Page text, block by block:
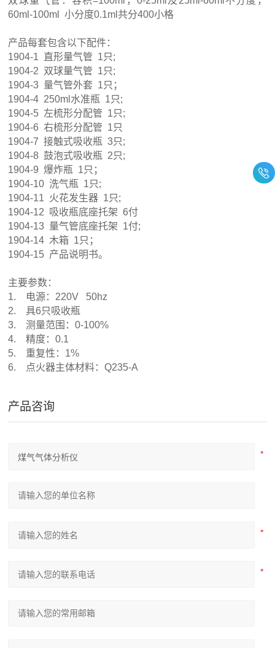
60ml-100ml
小分度0.1ml共分400小格
产品每套包含以下配件：
1904-1 直形量气管 1只;
1904-2 双球量气管 1只;
1904-3 量气管外套 1只；
1904-4 250ml水准瓶 1只;
1904-5 左梳形分配管 1只;
1904-6 右梳形分配管 1只
1904-7 接触式吸收瓶 3只;
1904-8 鼓泡式吸收瓶 2只;
1904-9 爆炸瓶 1只；
1904-10 洗气瓶 1只;
1904-11 火花发生器 1只;
1904-12 吸收瓶底座托架 6付
1904-13 量气管底座托架 1付;
1904-14 木箱 1只；
1904-15 产品说明书。
主要参数：
1. 电源：220V 50hz
2. 具6只吸收瓶
3. 测量范围：0-100%
4. 精度：0.1
5. 重复性：1%
6. 点火器主体材料：Q235-A
产品咨询